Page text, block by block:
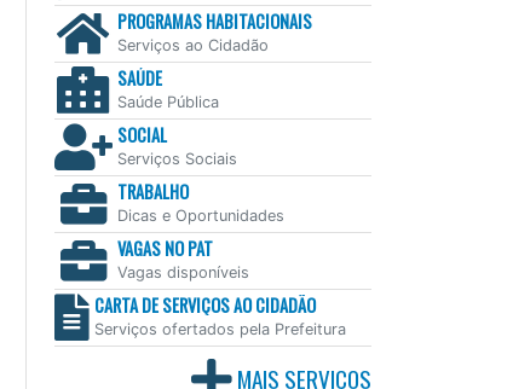
PROGRAMAS HABITACIONAIS
Serviços ao Cidadão
SAÚDE
Saúde Pública
SOCIAL
Serviços Sociais
TRABALHO
Dicas e Oportunidades
VAGAS NO PAT
Vagas disponíveis
CARTA DE SERVIÇOS AO CIDADÃO
Serviços ofertados pela Prefeitura
MAIS SERVIÇOS